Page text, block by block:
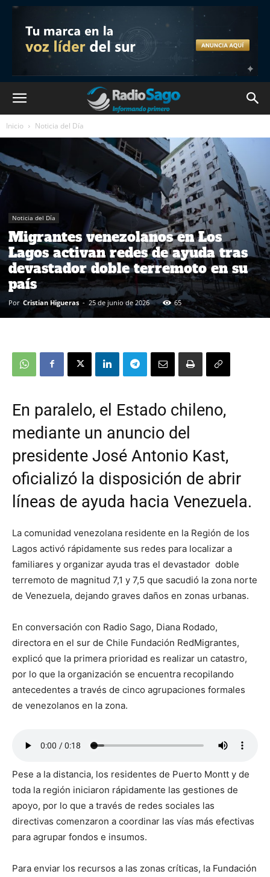
Inicio Noticia del Día
Noticia del Día
Migrantes venezolanos en Los
Lagos activan redes de ayuda tras
devastador doble terremoto en su
país
Por Cristian Higueras - 25 de junio de 2026 65
En paralelo, el Estado chileno,
mediante un anuncio del
presidente José Antonio Kast,
oficializó la disposición de abrir
líneas de ayuda hacia Venezuela.
La comunidad venezolana residente en la Región de los
Lagos activó rápidamente sus redes para localizar a
familiares y organizar ayuda tras el devastador doble
terremoto de magnitud 7,1 y 7,5 que sacudió la zona norte
de Venezuela, dejando graves daños en zonas urbanas.
En conversación con Radio Sago, Diana Rodado,
directora en el sur de Chile Fundación RedMigrantes,
explicó que la primera prioridad es realizar un catastro,
por lo que la organización se encuentra recopilando
antecedentes a través de cinco agrupaciones formales
de venezolanos en la zona.
Pese a la distancia, los residentes de Puerto Montt y de
toda la región iniciaron rápidamente las gestiones de
apoyo, por lo que a través de redes sociales las
directivas comenzaron a coordinar las vías más efectivas
para agrupar fondos e insumos.
Para enviar los recursos a las zonas críticas, la Fundación